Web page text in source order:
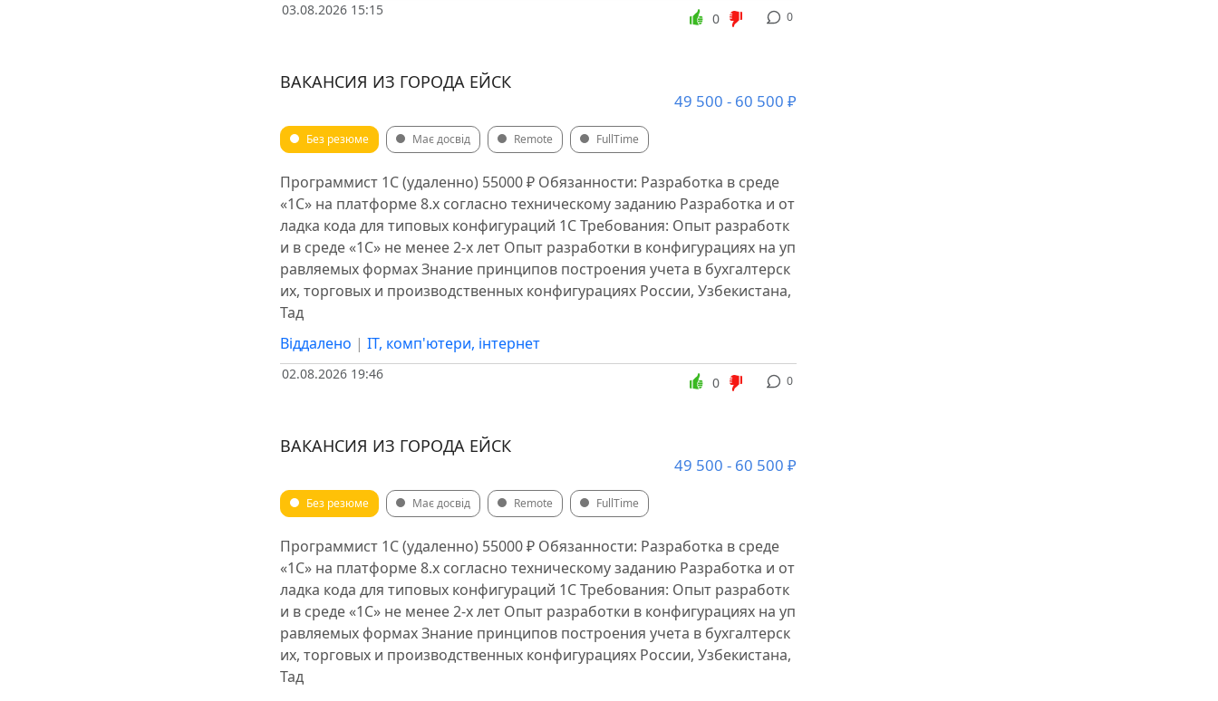
03.08.2026 15:15 0
0
ВАКАНСИЯ ИЗ ГОРОДА ЕЙСК
49 500 - 60 500 ₽
Без резюме Має досвід Remote FullTime
Программист 1С (удаленно) 55000 ₽ Обязанности: Разработка в среде
«1С» на платформе 8.х согласно техническому заданию Разработка и от
ладка кода для типовых конфигураций 1С Требования: Опыт разработк
и в среде «1С» не менее 2-х лет Опыт разработки в конфигурациях на уп
равляемых формах Знание принципов построения учета в бухгалтерск
их, торговых и производственных конфигурациях России, Узбекистана,
Тад
Віддалено | IT, комп'ютери, інтернет
02.08.2026 19:46 0
0
ВАКАНСИЯ ИЗ ГОРОДА ЕЙСК
49 500 - 60 500 ₽
Без резюме Має досвід Remote FullTime
Программист 1С (удаленно) 55000 ₽ Обязанности: Разработка в среде
«1С» на платформе 8.х согласно техническому заданию Разработка и от
ладка кода для типовых конфигураций 1С Требования: Опыт разработк
и в среде «1С» не менее 2-х лет Опыт разработки в конфигурациях на уп
равляемых формах Знание принципов построения учета в бухгалтерск
их, торговых и производственных конфигурациях России, Узбекистана,
Тад